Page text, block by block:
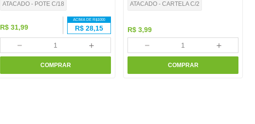
ATACADO - POTE C/18
R$ 31,99
ACIMA DE R$1000
R$ 28,15
＋
－
COMPRAR
ATACADO - CARTELA C/2
R$ 3,99
＋
－
COMPRAR